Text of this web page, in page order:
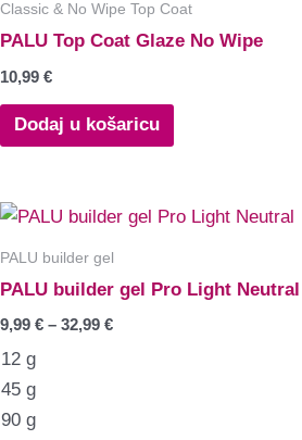
Classic & No Wipe Top Coat
PALU Top Coat Glaze No Wipe
10,99 €
Dodaj u košaricu
PALU builder gel
PALU builder gel Pro Light Neutral
9,99 € – 32,99 €
12 g
45 g
90 g